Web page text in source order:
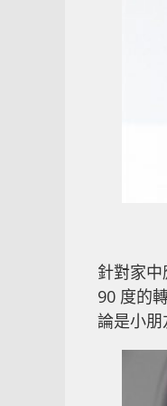
針對家
90 度的
論是小